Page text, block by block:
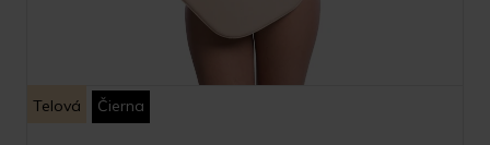
Telová Čierna